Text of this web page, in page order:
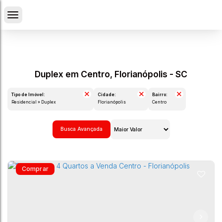
Duplex em Centro, Florianópolis - SC
Tipo de Imóvel:
Residencial » Duplex
Cidade:
Florianópolis
Bairro:
Centro
Busca Avançada